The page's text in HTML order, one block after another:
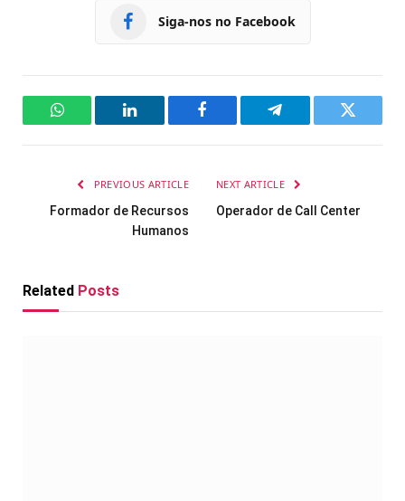
Siga-nos no Facebook
WhatsAppLinkedIn Facebook Telegram Twitter
PREVIOUS ARTICLE
Formador de Recursos
Humanos
NEXT ARTICLE
Operador de Call Center
Related Posts